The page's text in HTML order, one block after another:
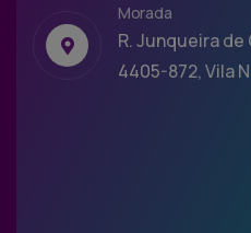
Morada
R. Junqueira de
4405-872, Vila